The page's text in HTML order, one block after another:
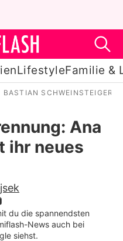
LifestyleFamilie &
BASTIAN SCHWEINSTEIGER
Ana
ihr neues
du die spannendsten
News auch bei
siehst.